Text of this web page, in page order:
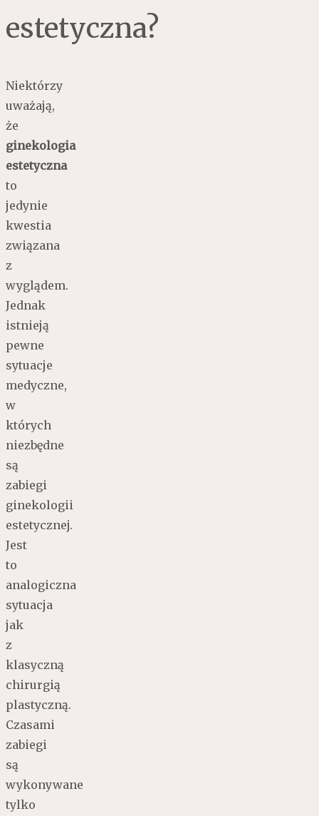
estetyczna?
Niektórzy
uważają,
że
ginekologia
estetyczna
to
jedynie
kwestia
związana
z
wyglądem.
Jednak
istnieją
pewne
sytuacje
medyczne,
w
których
niezbędne
są
zabiegi
ginekologii
estetycznej.
Jest
to
analogiczna
sytuacja
jak
z
klasyczną
chirurgią
plastyczną.
Czasami
zabiegi
są
wykonywane
tylko